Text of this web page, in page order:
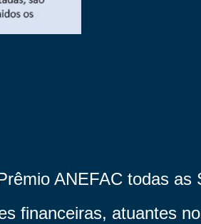
ANEFAC todas as
financeiras, atuantes